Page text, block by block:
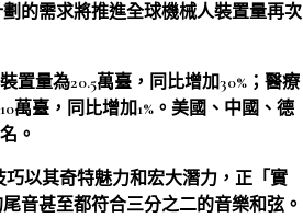
的需求將推進全球機械人裝置量再次
置量為20.5萬臺，同比增加30%；醫療
萬臺，同比增加1%。美國、中國、德
。
以其奇特魅力和宏大潛力，正「實
音甚至都符合三分之二的音樂和弦。